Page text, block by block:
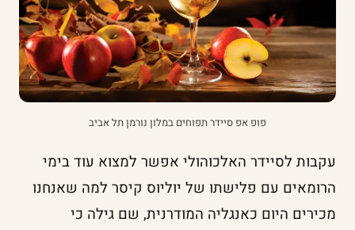
פופ אפ סיידר תפוחים במלון נורמן תל אביב
עקבות לסיידר האלכוהולי אפשר למצוא עוד בימי
הרומאים עם פלישתו של יוליוס קיסר למה שאנחנו
מכירים היום כאנגליה המודרנית, שם גילה כי